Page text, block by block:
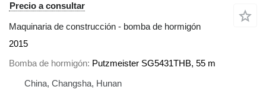
Precio a consultar
Maquinaria de construcción - bomba de hormigón
2015
Bomba de hormigón Putzmeister SG5431THB, 55 m
China, Changsha, Hunan